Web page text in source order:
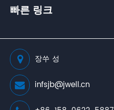
빠른 링크
장쑤 성
infsjb@jwell.cn